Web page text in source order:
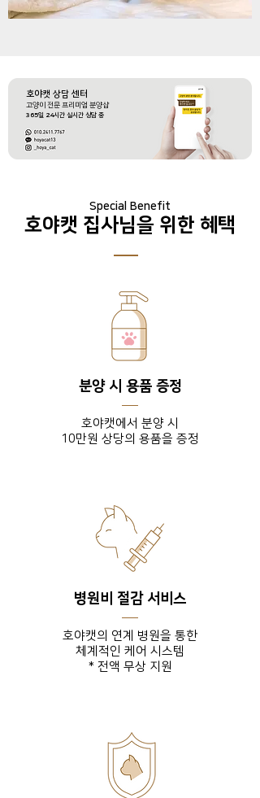
호야캣 상담 센터
​고양이 전문 프리미엄 분양샵
365일 24시간 실시간 상담 중
Special Benefit
호야캣 집사님을 위한 혜택
분양 시 용품 증정
호야캣에서 분양 시
10만원 상당의 용품을 증정
병원비 절감 서비스
호야캣의 연계 병원을 통한
체계적인 케어 시스템
* 전액 무상 지원